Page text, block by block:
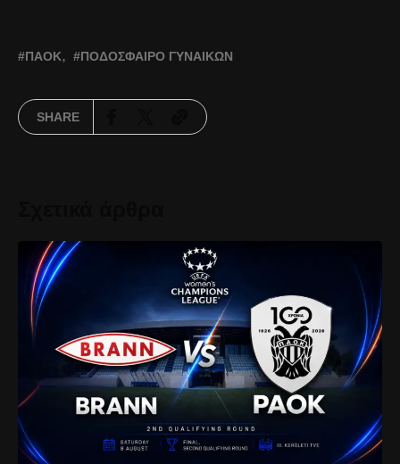
ΠΑΟΚ ΠΟΔΌΣΦΑΙΡΟ ΓΥΝΑΙΚΏΝ
SHARE